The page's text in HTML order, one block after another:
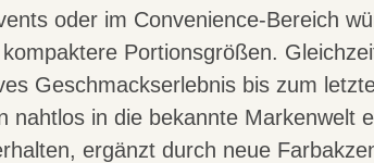
oder im Convenience-Bereich
Portionsgrößen.
Geschmackserlebnis bis zum
nahtlos in die bekannte Markenwelt
ergänzt durch neue